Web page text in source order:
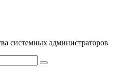
системных администраторов